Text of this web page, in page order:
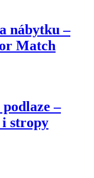
nábytku –
Match
–
stropy